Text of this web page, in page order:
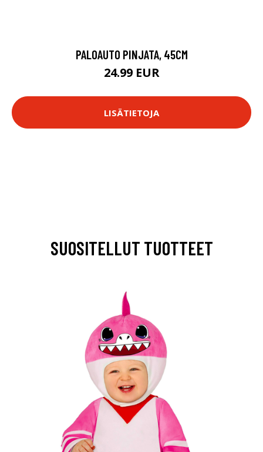
PALOAUTO PINJATA, 45CM
24.99 EUR
LISÄTIETOJA
SUOSITELLUT TUOTTEET